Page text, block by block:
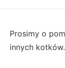
Prosimy o
innych kotków.